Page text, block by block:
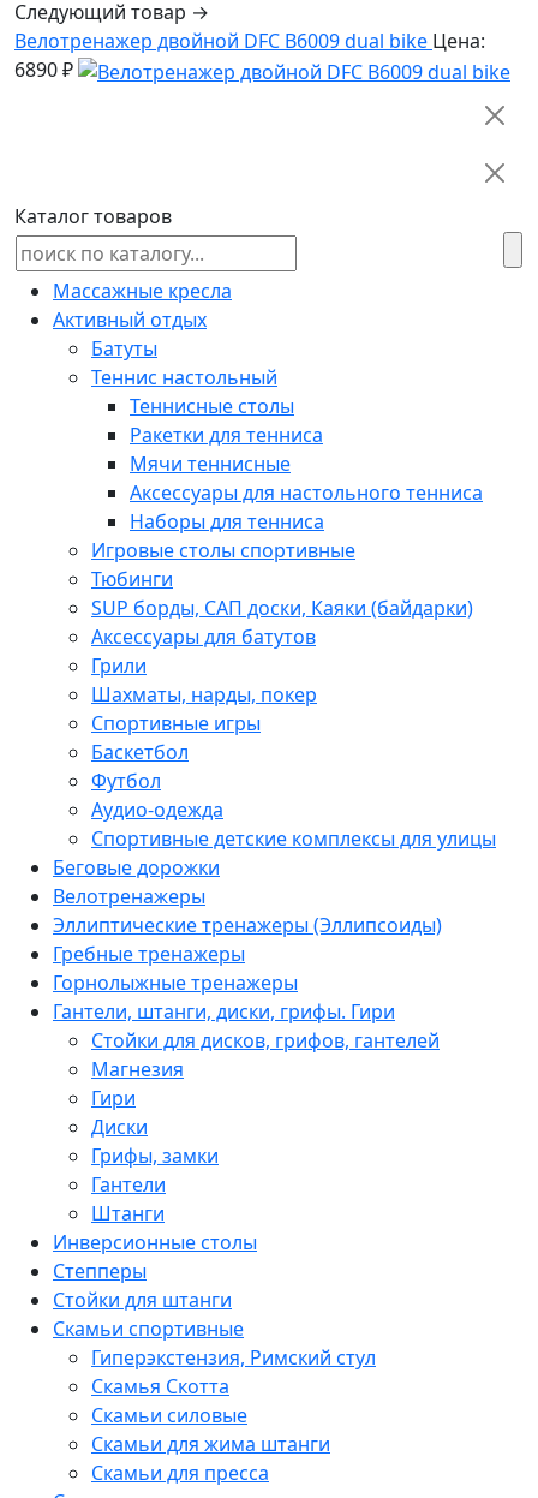
Следующий товар →
Велотренажер двойной DFC B6009 dual bike Цена:
6890 ₽
Каталог товаров
Массажные кресла
Активный отдых
Батуты
Теннис настольный
Теннисные столы
Ракетки для тенниса
Мячи теннисные
Аксессуары для настольного тенниса
Наборы для тенниса
Игровые столы спортивные
Тюбинги
SUP борды, САП доски, Каяки (байдарки)
Аксессуары для батутов
Грили
Шахматы, нарды, покер
Спортивные игры
Баскетбол
Футбол
Аудио-одежда
Спортивные детские комплексы для улицы
Беговые дорожки
Велотренажеры
Эллиптические тренажеры (Эллипсоиды)
Гребные тренажеры
Горнолыжные тренажеры
Гантели, штанги, диски, грифы. Гири
Стойки для дисков, грифов, гантелей
Магнезия
Гири
Диски
Грифы, замки
Гантели
Штанги
Инверсионные столы
Степперы
Стойки для штанги
Скамьи спортивные
Гиперэкстензия, Римский стул
Скамья Скотта
Скамьи силовые
Скамьи для жима штанги
Скамьи для пресса